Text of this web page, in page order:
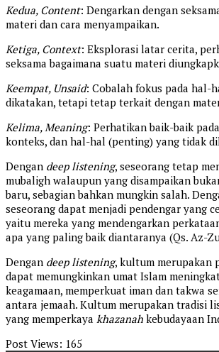
Kedua, Content: Dengarkan dengan
materi dan cara menyampaikan.
Ketiga, Context: Eksplorasi latar cerita,
seksama bagaimana suatu materi
Keempat, Unsaid: Cobalah fokus pada hal-
dikatakan, tetapi tetap terkait dengan
Kelima, Meaning: Perhatikan baik-baik
konteks, dan hal-hal (penting) yang tidak
Dengan deep listening, seseorang tetap
mubaligh walaupun yang disampaikan
baru, sebagian bahkan mungkin salah.
seseorang dapat menjadi pendengar yang
yaitu mereka yang mendengarkan
apa yang paling baik diantaranya (Qs. Az-
Dengan deep listening, kultum merupakan
dapat memungkinkan umat Islam
keagamaan, memperkuat iman dan takwa
antara jemaah. Kultum merupakan tradisi
yang memperkaya khazanah kebudayaan
Post Views: 165